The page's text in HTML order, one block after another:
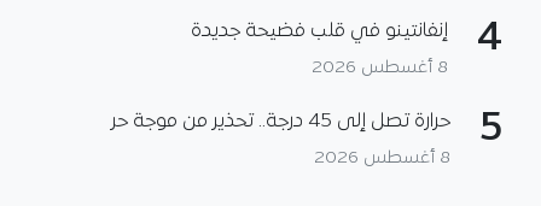
4 إنفانتينو في قلب فضيحة جديدة
8 أغسطس 2026
5 حرارة تصل إلى 45 درجة.. تحذير من موجة حر
8 أغسطس 2026